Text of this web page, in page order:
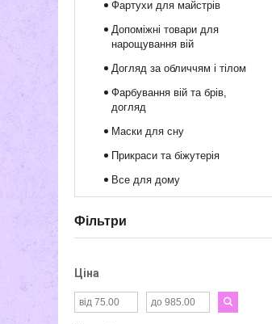
Фартухи для майстрів
Допоміжні товари для
нарощування вій
Догляд за обличчям і тілом
Фарбування вій та брів,
догляд
Маски для сну
Прикраси та біжутерія
Все для дому
Фільтри
Ціна